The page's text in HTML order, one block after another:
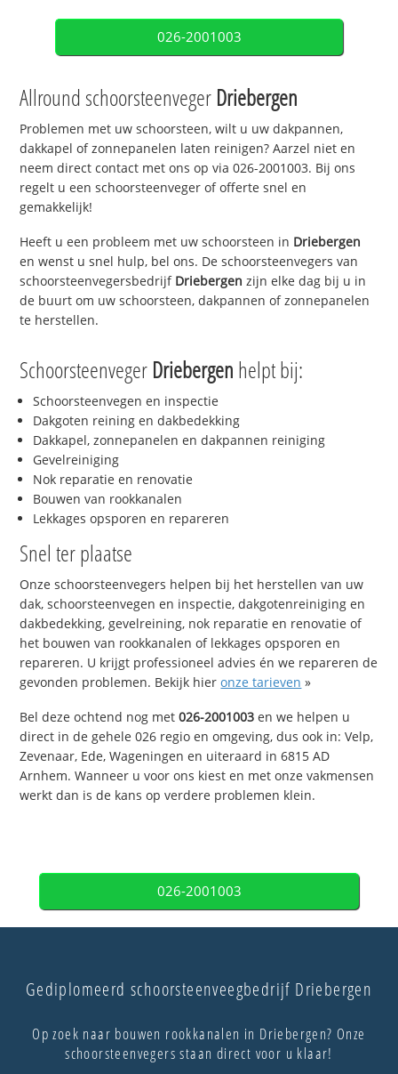
026-2001003
Allround schoorsteenveger Driebergen
Problemen met uw schoorsteen, wilt u uw dakpannen,
dakkapel of zonnepanelen laten reinigen? Aarzel niet en
neem direct contact met ons op via 026-2001003. Bij ons
regelt u een schoorsteenveger of offerte snel en
gemakkelijk!
Heeft u een probleem met uw schoorsteen in Driebergen
en wenst u snel hulp, bel ons. De schoorsteenvegers van
schoorsteenvegersbedrijf Driebergen zijn elke dag bij u in
de buurt om uw schoorsteen, dakpannen of zonnepanelen
te herstellen.
Schoorsteenveger Driebergen helpt bij:
Schoorsteenvegen en inspectie
Dakgoten reining en dakbedekking
Dakkapel, zonnepanelen en dakpannen reiniging
Gevelreiniging
Nok reparatie en renovatie
Bouwen van rookkanalen
Lekkages opsporen en repareren
Snel ter plaatse
Onze schoorsteenvegers helpen bij het herstellen van uw
dak, schoorsteenvegen en inspectie, dakgotenreiniging en
dakbedekking, gevelreining, nok reparatie en renovatie of
het bouwen van rookkanalen of lekkages opsporen en
repareren. U krijgt professioneel advies én we repareren de
gevonden problemen. Bekijk hieronze tarieven »
Bel deze ochtend nog met026-2001003 en we helpen u
direct in de gehele 026 regio en omgeving, dus ook in: Velp,
Zevenaar, Ede, Wageningen en uiteraard in 6815 AD
Arnhem. Wanneer u voor ons kiest en met onze vakmensen
werkt dan is de kans op verdere problemen klein.
026-2001003
Gediplomeerd schoorsteenveegbedrijf Driebergen
Op zoek naar bouwen rookkanalen in Driebergen? Onze
schoorsteenvegers staan direct voor u klaar!